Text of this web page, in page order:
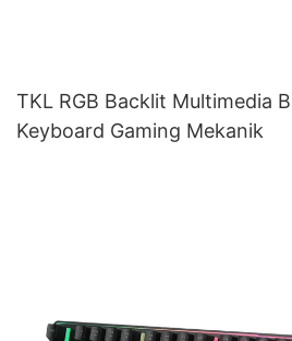
TKL RGB Backlit Multimedia
Keyboard Gaming Mekanik